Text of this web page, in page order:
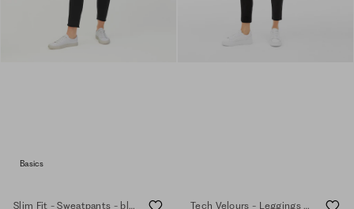
Basics
Slim Fit - Sweatpants - black
Tech Velours - Leggings - black